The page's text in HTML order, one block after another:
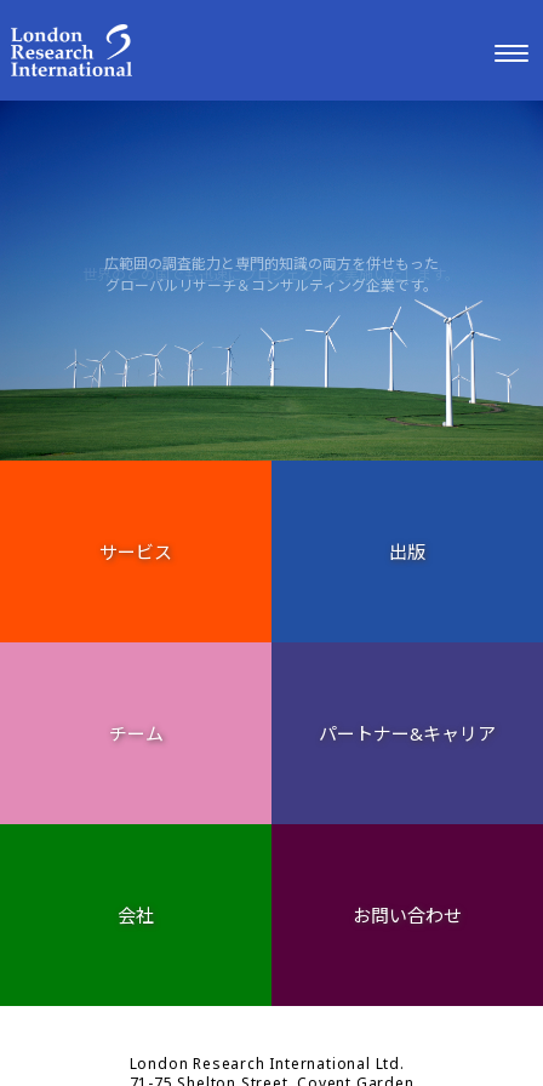
広範囲の調査能力と専門的知識の両方を併せもった
グローバルリサーチ＆コンサルティング企業です。
世界のどの国でも迅速にプロジェクトを実施いたします。
サービス 出版
チーム パートナー&キャリア
会社 お問い合わせ
London Research International Ltd.